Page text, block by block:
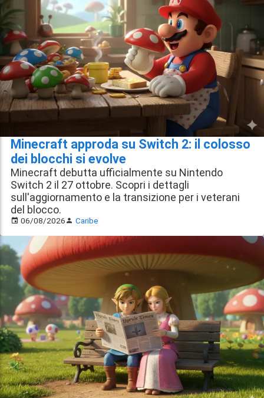
Minecraft approda su Switch 2: il colosso
dei blocchi si evolve
Minecraft debutta ufficialmente su Nintendo
Switch 2 il 27 ottobre. Scopri i dettagli
sull'aggiornamento e la transizione per i veterani
del blocco.
06/08/2026 Caribe